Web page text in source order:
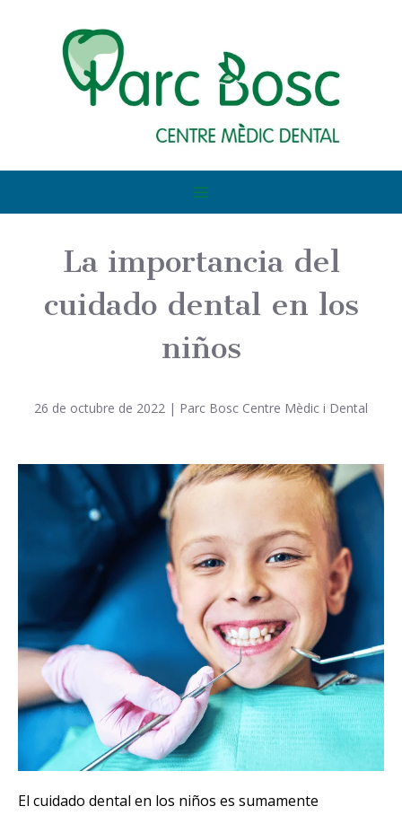
La importancia del
cuidado dental en los
niños
26 de octubre de 2022 | Parc Bosc Centre Mèdic i Dental
El cuidado dental en los niños es sumamente